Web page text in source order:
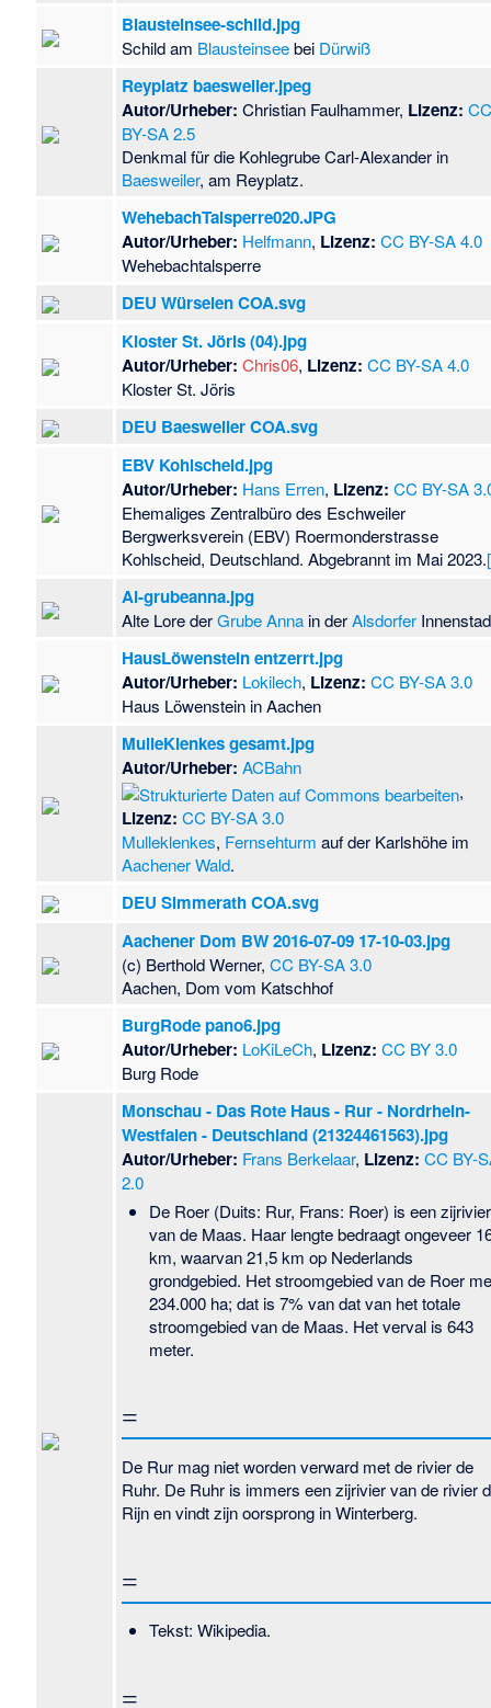
Blausteinsee-schild.jpg
Schild am Blausteinseebei Dürwiß
Reyplatz baesweiler.jpeg
Autor/Urheber: Christian Faulhammer, Lizenz:
BY-SA 2.5
Denkmal für die Kohlegrube Carl-Alexander in
Baesweiler, am Reyplatz.
WehebachTalsperre020.JPG
Autor/Urheber: Helfmann, Lizenz: CC BY-SA 4.0
Wehebachtalsperre
DEU Würselen COA.svg
Kloster St. Jöris (04).jpg
Autor/Urheber: Chris06, Lizenz: CC BY-SA 4.0
Kloster St. Jöris
DEU Baesweiler COA.svg
EBV Kohlscheid.jpg
Autor/Urheber: Hans Erren, Lizenz: CC BY-SA
Ehemaliges Zentralbüro des Eschweiler
Bergwerksverein (EBV) Roermonderstrasse
Kohlscheid, Deutschland. Abgebrannt im Mai 2023.
Al-grubeanna.jpg
Alte Lore derGrube Anna in derAlsdorfer
HausLöwenstein entzerrt.jpg
Autor/Urheber: Lokilech, Lizenz: CC BY-SA 3.0
Haus Löwenstein in Aachen
MulleKlenkes gesamt.jpg
Autor/Urheber: ACBahn
,
Lizenz: CC BY-SA 3.0
Mulleklenkes, Fernsehturm auf der Karlshöhe im
Aachener Wald.
DEU Simmerath COA.svg
Aachener Dom BW 2016-07-09 17-10-03.jpg
(c) Berthold Werner,CC BY-SA 3.0
Aachen, Dom vom Katschhof
BurgRode pano6.jpg
Autor/Urheber: LoKiLeCh, Lizenz: CC BY 3.0
Burg Rode
Monschau - Das Rote Haus - Rur - Nordrhein-
Westfalen - Deutschland (21324461563).jpg
Autor/Urheber: Frans Berkelaar, Lizenz: CC BY-
2.0
De Roer (Duits: Rur, Frans: Roer) is een zijrivier
van de Maas. Haar lengte bedraagt ongeveer
km, waarvan 21,5 km op Nederlands
grondgebied. Het stroomgebied van de Roer
234.000 ha; dat is 7% van dat van het totale
stroomgebied van de Maas. Het verval is 643
meter.
=
De Rur mag niet worden verward met de rivier de
Ruhr. De Ruhr is immers een zijrivier van de rivier
Rijn en vindt zijn oorsprong in Winterberg.
=
Tekst: Wikipedia.
=